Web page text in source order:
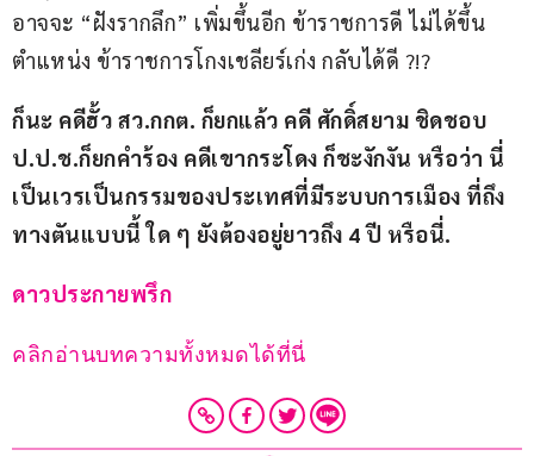
อาจจะ “ฝังรากลึก” เพิ่มขึ้นอีก ข้าราชการดี ไม่ได้ขึ้น
ตำแหน่ง ข้าราชการโกงเชลียร์เก่ง กลับได้ดี ?!?
ก็นะ คดีฮั้ว สว.กกต. ก็ยกแล้ว คดี ศักดิ์สยาม ชิดชอบ
ป.ป.ช.ก็ยกคำร้อง คดีเขากระโดง ก็ชะงักงัน หรือว่า นี่
เป็นเวรเป็นกรรมของประเทศที่มีระบบการเมือง ที่ถึง
ทางตันแบบนี้ ใด ๆ ยังต้องอยู่ยาวถึง 4 ปี หรือนี่.
ดาวประกายพรึก
คลิกอ่านบทความทั้งหมดได้ที่นี่